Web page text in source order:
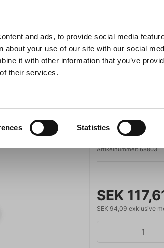
and ads, to provide social media
about your use of our site with our social
it with other information that you’ve
their services.
Statistics
Sök
Köksmaskiner
Artikelnummer:68803
SEK
SEK 94,09 exklusive